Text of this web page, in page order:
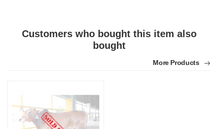
M
by Md. Fuad on Feb 08, 2023
One of the best thing I have ever bought be online
0
Customers who bought this item also
bought
More Products